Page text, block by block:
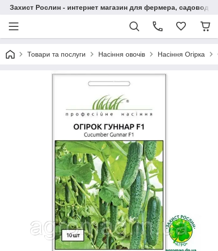
Захист Рослин - интернет магазин для фермера,
Товари та послуги Насіння овочів Насіння Огірка